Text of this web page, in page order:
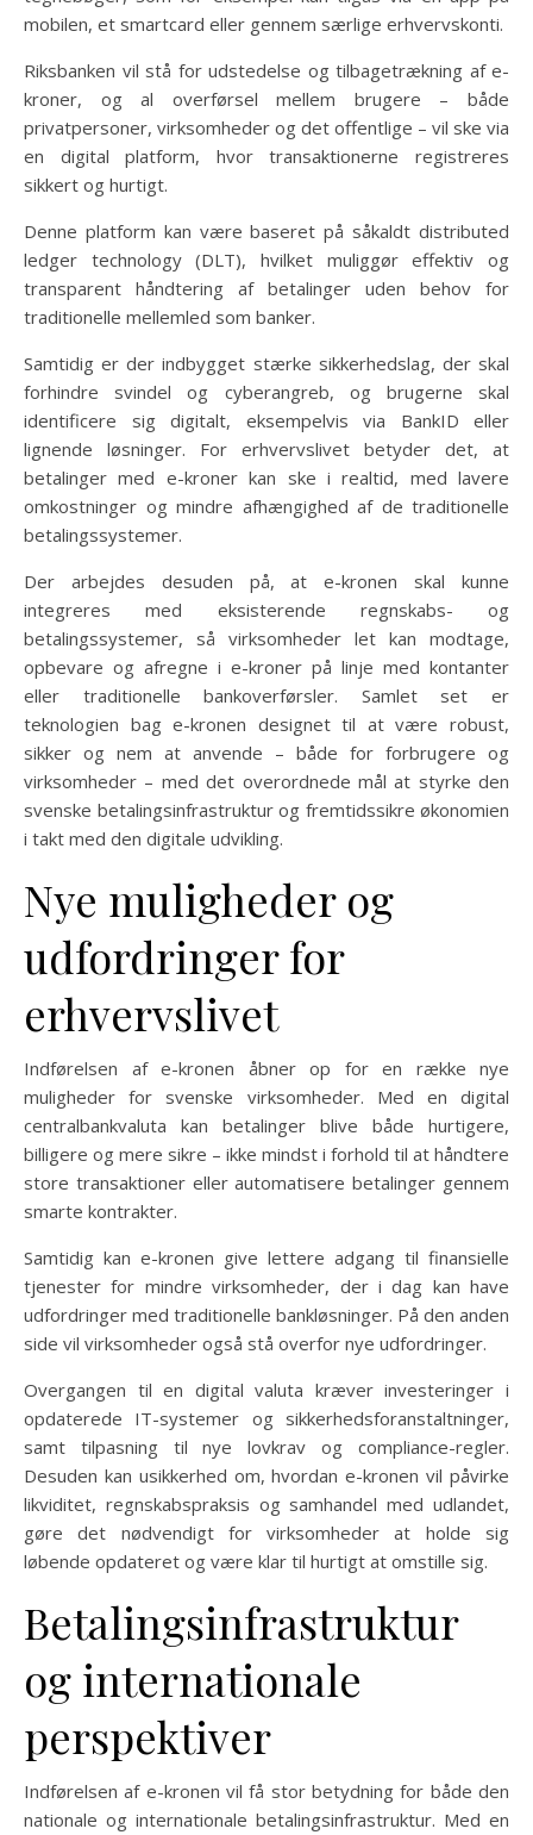
mobilen, et smartcard eller gennem særlige erhvervskonti.
Riksbanken vil stå for udstedelse og tilbagetrækning af e-
kroner, og al overførsel mellem brugere – både
privatpersoner, virksomheder og det offentlige – vil ske via
en digital platform, hvor transaktionerne registreres
sikkert og hurtigt.
Denne platform kan være baseret på såkaldt distributed
ledger technology (DLT), hvilket muliggør effektiv og
transparent håndtering af betalinger uden behov for
traditionelle mellemled som banker.
Samtidig er der indbygget stærke sikkerhedslag, der skal
forhindre svindel og cyberangreb, og brugerne skal
identificere sig digitalt, eksempelvis via BankID eller
lignende løsninger. For erhvervslivet betyder det, at
betalinger med e-kroner kan ske i realtid, med lavere
omkostninger og mindre afhængighed af de traditionelle
betalingssystemer.
Der arbejdes desuden på, at e-kronen skal kunne
integreres med eksisterende regnskabs- og
betalingssystemer, så virksomheder let kan modtage,
opbevare og afregne i e-kroner på linje med kontanter
eller traditionelle bankoverførsler. Samlet set er
teknologien bag e-kronen designet til at være robust,
sikker og nem at anvende – både for forbrugere og
virksomheder – med det overordnede mål at styrke den
svenske betalingsinfrastruktur og fremtidssikre økonomien
i takt med den digitale udvikling.
Nye muligheder og
udfordringer for
erhvervslivet
Indførelsen af e-kronen åbner op for en række nye
muligheder for svenske virksomheder. Med en digital
centralbankvaluta kan betalinger blive både hurtigere,
billigere og mere sikre – ikke mindst i forhold til at håndtere
store transaktioner eller automatisere betalinger gennem
smarte kontrakter.
Samtidig kan e-kronen give lettere adgang til finansielle
tjenester for mindre virksomheder, der i dag kan have
udfordringer med traditionelle bankløsninger. På den anden
side vil virksomheder også stå overfor nye udfordringer.
Overgangen til en digital valuta kræver investeringer i
opdaterede IT-systemer og sikkerhedsforanstaltninger,
samt tilpasning til nye lovkrav og compliance-regler.
Desuden kan usikkerhed om, hvordan e-kronen vil påvirke
likviditet, regnskabspraksis og samhandel med udlandet,
gøre det nødvendigt for virksomheder at holde sig
løbende opdateret og være klar til hurtigt at omstille sig.
Betalingsinfrastruktur
og internationale
perspektiver
Indførelsen af e-kronen vil få stor betydning for både den
nationale og internationale betalingsinfrastruktur. Med en